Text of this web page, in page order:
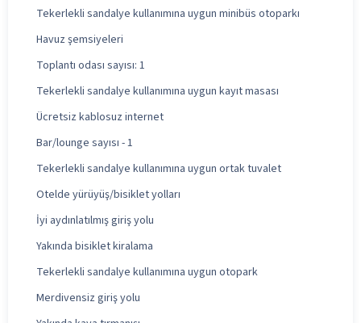
Tekerlekli sandalye kullanımına uygun minibüs otoparkı
Havuz şemsiyeleri
Toplantı odası sayısı: 1
Tekerlekli sandalye kullanımına uygun kayıt masası
Ücretsiz kablosuz internet
Bar/lounge sayısı - 1
Tekerlekli sandalye kullanımına uygun ortak tuvalet
Otelde yürüyüş/bisiklet yolları
İyi aydınlatılmış giriş yolu
Yakında bisiklet kiralama
Tekerlekli sandalye kullanımına uygun otopark
Merdivensiz giriş yolu